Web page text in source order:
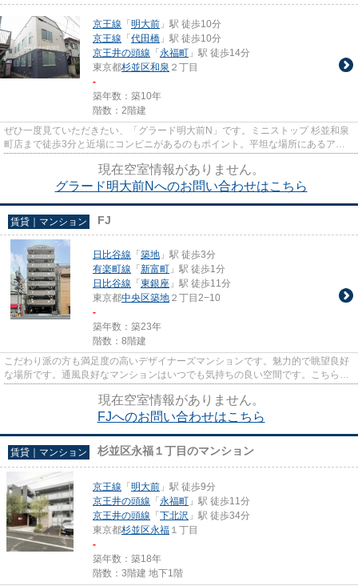
京王線 「 明大前 」駅 徒歩10分
京王線 「 代田橋 」駅 徒歩10分
京王井の頭線 「 永福町 」駅 徒歩14分
東京都杉並区和泉 ２丁目
-
築年数：築10年
階数：2階建
ぜひ一度見ていただきたい、「グラード明大前N」です。ミニストップ 杉並和泉
町店まで徒歩3分と近場にコンビニがあるのもポイント。平坦な場所にあるアパ
現在空室情報がありません。
グラード明大前Nへのお問い合わせはこちら
賃貸｜マンション FJ
日比谷線 「 築地 」駅 徒歩3分
有楽町線 「 新富町 」駅 徒歩1分
日比谷線 「 東銀座 」駅 徒歩11分
東京都中央区築地 ２丁目2−10
-
築年数：築23年
階数：8階建
こだわり派の方も満足度の高いデザイナーズマンションです。魅力的で眺望良好
な場所です。通風良好なマンションはいつでも気持ちの良い空間です。こちらの
現在空室情報がありません。
FJへのお問い合わせはこちら
賃貸｜マンション 杉並区永福１丁目のマンション
京王線 「 明大前 」駅 徒歩9分
京王井の頭線 「 永福町 」駅 徒歩11分
京王井の頭線 「 下北沢 」駅 徒歩34分
東京都杉並区永福 １丁目
-
築年数：築18年
階数：3階建 地下1階